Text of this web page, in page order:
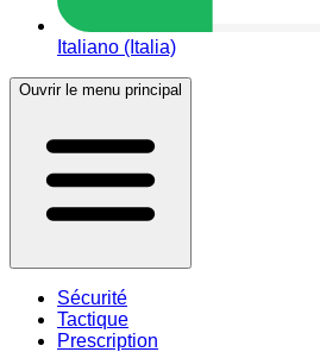
Italiano (Italia)
Ouvrir le menu principal
Sécurité
Tactique
Prescription